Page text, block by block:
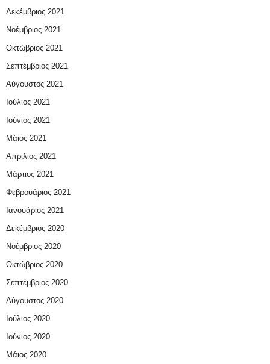
Δεκέμβριος 2021
Νοέμβριος 2021
Οκτώβριος 2021
Σεπτέμβριος 2021
Αύγουστος 2021
Ιούλιος 2021
Ιούνιος 2021
Μάιος 2021
Απρίλιος 2021
Μάρτιος 2021
Φεβρουάριος 2021
Ιανουάριος 2021
Δεκέμβριος 2020
Νοέμβριος 2020
Οκτώβριος 2020
Σεπτέμβριος 2020
Αύγουστος 2020
Ιούλιος 2020
Ιούνιος 2020
Μάιος 2020